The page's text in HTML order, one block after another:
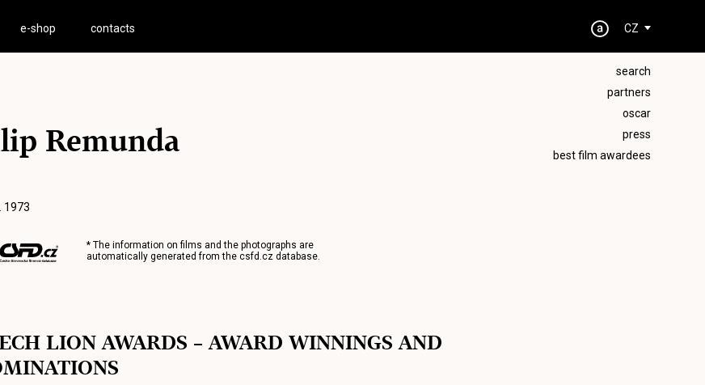
e-shop contacts CZ
search
partners
oscar
press
best film awardees
Remunda
1973
* The information on films and the photographs are
automatically generated from the csfd.czdatabase.
LION AWARDS – AWARD WINNINGS AND